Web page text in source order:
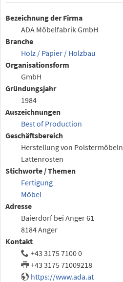
Bezeichnung der Firma
ADA Möbelfabrik GmbH
Branche
Holz / Papier / Holzbau
Organisationsform
GmbH
Gründungsjahr
1984
Auszeichnungen
Best of Production
Geschäftsbereich
Herstellung von
Lattenrosten
Stichworte / Themen
Fertigung
Möbel
Adresse
Baierdorf bei Anger 61
8184 Anger
Kontakt
+43 3175 7100 0
+43 3175 71009218
https://www.ada.at